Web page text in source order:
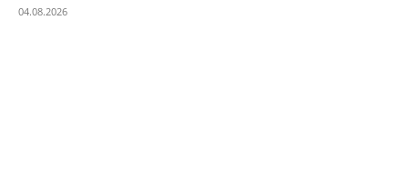
04.08.2026